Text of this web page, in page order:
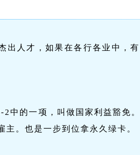
出人才，如果在各行各业中，
2中的一项，叫做国家利益豁免
主。也是一步到位拿永久绿卡。